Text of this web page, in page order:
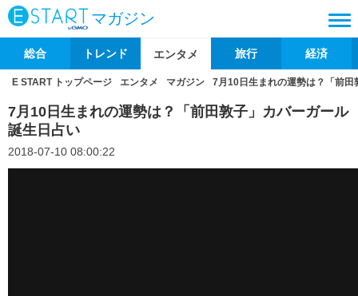
マガジン
総合 トレンド エンタメ 旅行 経済
E START トップページ エンタメ マガジン 7月10日生まれの運勢は？「前
7月10日生まれの運勢は？「前田敦子」カバーガール
誕生日占い
2018-07-10 08:00:22